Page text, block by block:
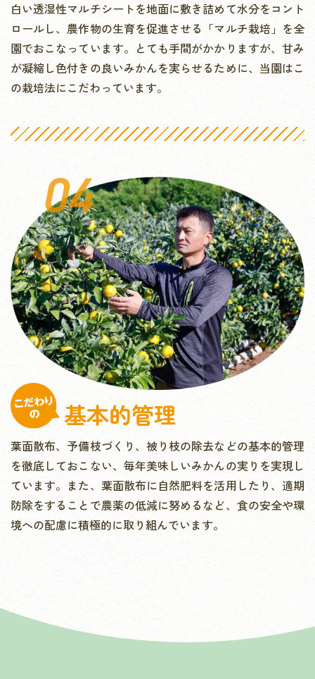
白い透湿性マルチシートを地面に敷き詰めて水分をコント
ロールし、農作物の生育を促進させる「マルチ栽培」を全
園でおこなっています。とても手間がかかりますが、甘み
が凝縮し色付きの良いみかんを実らせるために、当園はこ
の栽培法にこだわっています。
基本的管理
葉面散布、予備枝づくり、被り枝の除去などの基本的管理
を徹底しておこない、毎年美味しいみかんの実りを実現し
ています。また、葉面散布に自然肥料を活用したり、適期
防除をすることで農薬の低減に努めるなど、食の安全や環
境への配慮に積極的に取り組んでいます。